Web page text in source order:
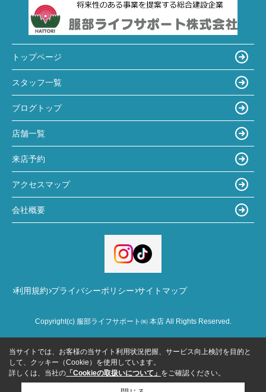
トップページ
スタッフ一覧
ブログトップ
店舗一覧
来店予約
アクセスマップ
会社概要
利用規約 プライバシーポリシー サイトマップ
Copyright(c) 服部ライフサポート㈱ 本店 All Rights Reserved.
当サイトでは、お客様の当サイト利用状況把握、サービス向上検討を目的と
して、クッキー（Cookie）を使用しています。
詳しくは、当社の 「Cookieの取扱いについて」 をご確認ください。